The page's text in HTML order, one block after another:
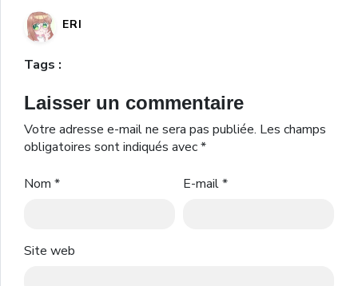
ERI
Tags :
Laisser un commentaire
Votre adresse e-mail ne sera pas publiée. Les champs
obligatoires sont indiqués avec*
Nom * E-mail*
Site web